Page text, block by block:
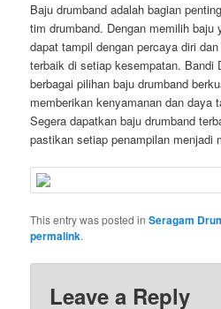
Baju drumband adalah bagian
tim drumband. Dengan memilih
dapat tampil dengan percaya diri
terbaik di setiap kesempatan. Bandi
berbagai pilihan baju drumband
memberikan kenyamanan dan daya
Segera dapatkan baju drumband
pastikan setiap penampilan menjadi
This entry was posted inSeragam
permalink.
Leave a Reply